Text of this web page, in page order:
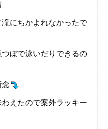
にちかよれなかったで
ぼで泳いだりできるの
念
えたので案外ラッキー